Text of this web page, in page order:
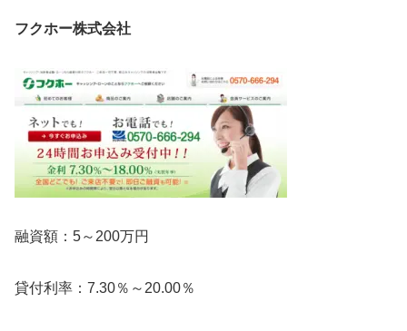
フクホー株式会社
融資額：5～200万円
貸付利率：7.30％～20.00％